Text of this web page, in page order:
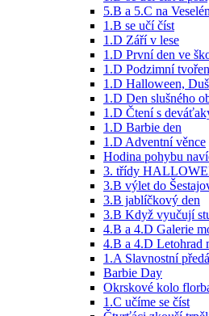
5.B a 5.C na
1.B se učí číst
1.D Září v lese
1.D První den ve
1.D Podzimní
1.D Halloween,
1.D Den slušného
1.D Čtení s
1.D Barbie den
1.D Adventní věnce
Hodina pohybu
3. třídy
3.B výlet do
3.B jablíčkový den
3.B Když vyučují
4.B a 4.D Galerie
4.B a 4.D Letohrad
1.A Slavnostní
Barbie Day
Okrskové kolo
1.C učíme se číst